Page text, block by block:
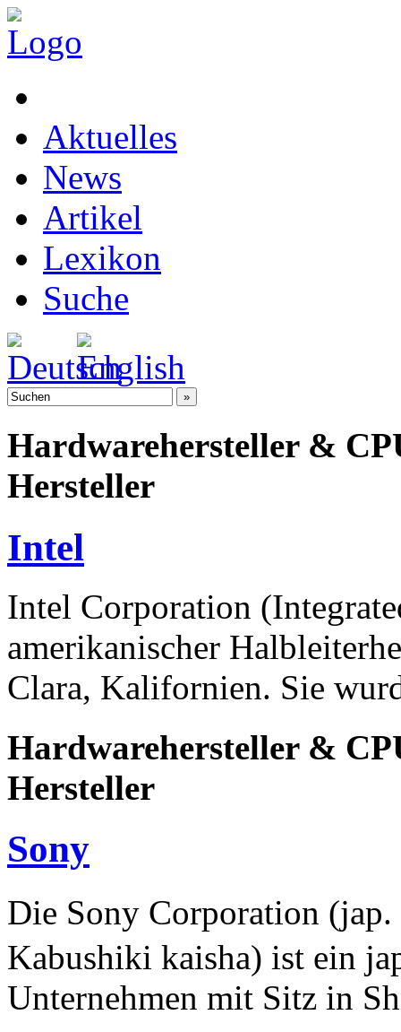
Aktuelles
News
Artikel
Lexikon
Suche
Hardwarehersteller &
Hersteller
Intel
Intel Corporation
amerikanischer
Clara, Kalifornien. Sie
Hardwarehersteller &
Hersteller
Sony
Die Sony Corporation
Kabushiki kaisha) ist ein
Unternehmen mit Sitz in